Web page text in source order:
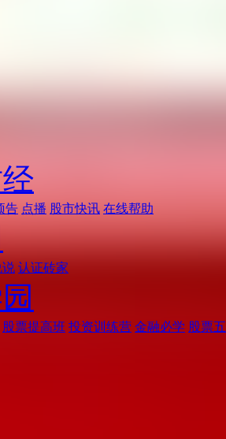
告 点播 股市快讯 在线帮助
说 认证砖家
股票提高班 投资训练营 金融必学 股票